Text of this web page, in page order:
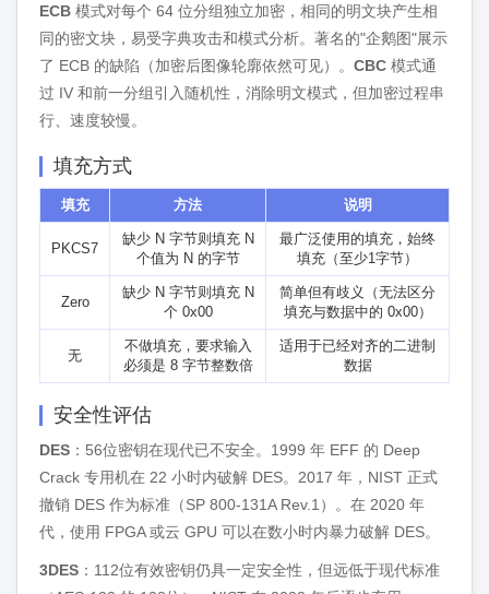
ECB 模式对每个 64 位分组独立加密，相同的明文块产生相
同的密文块，易受字典攻击和模式分析。著名的"企鹅图"展示
了 ECB 的缺陷（加密后图像轮廓依然可见）。 CBC 模式通
过 IV 和前一分组引入随机性，消除明文模式，但加密过程串
行、速度较慢。
填充方式
填充 方法 说明
PKCS7
缺少 N 字节则填充 N
个值为 N 的字节
最广泛使用的填充，始终
填充（至少1字节）
Zero
缺少 N 字节则填充 N
个 0x00
简单但有歧义（无法区分
填充与数据中的 0x00）
无
不做填充，要求输入
必须是 8 字节整数倍
适用于已经对齐的二进制
数据
安全性评估
DES ：56位密钥在现代已不安全。1999 年 EFF 的 Deep
Crack 专用机在 22 小时内破解 DES。2017 年，NIST 正式
撤销 DES 作为标准（SP 800-131A Rev.1）。在 2020 年
代，使用 FPGA 或云 GPU 可以在数小时内暴力破解 DES。
3DES ：112位有效密钥仍具一定安全性，但远低于现代标准